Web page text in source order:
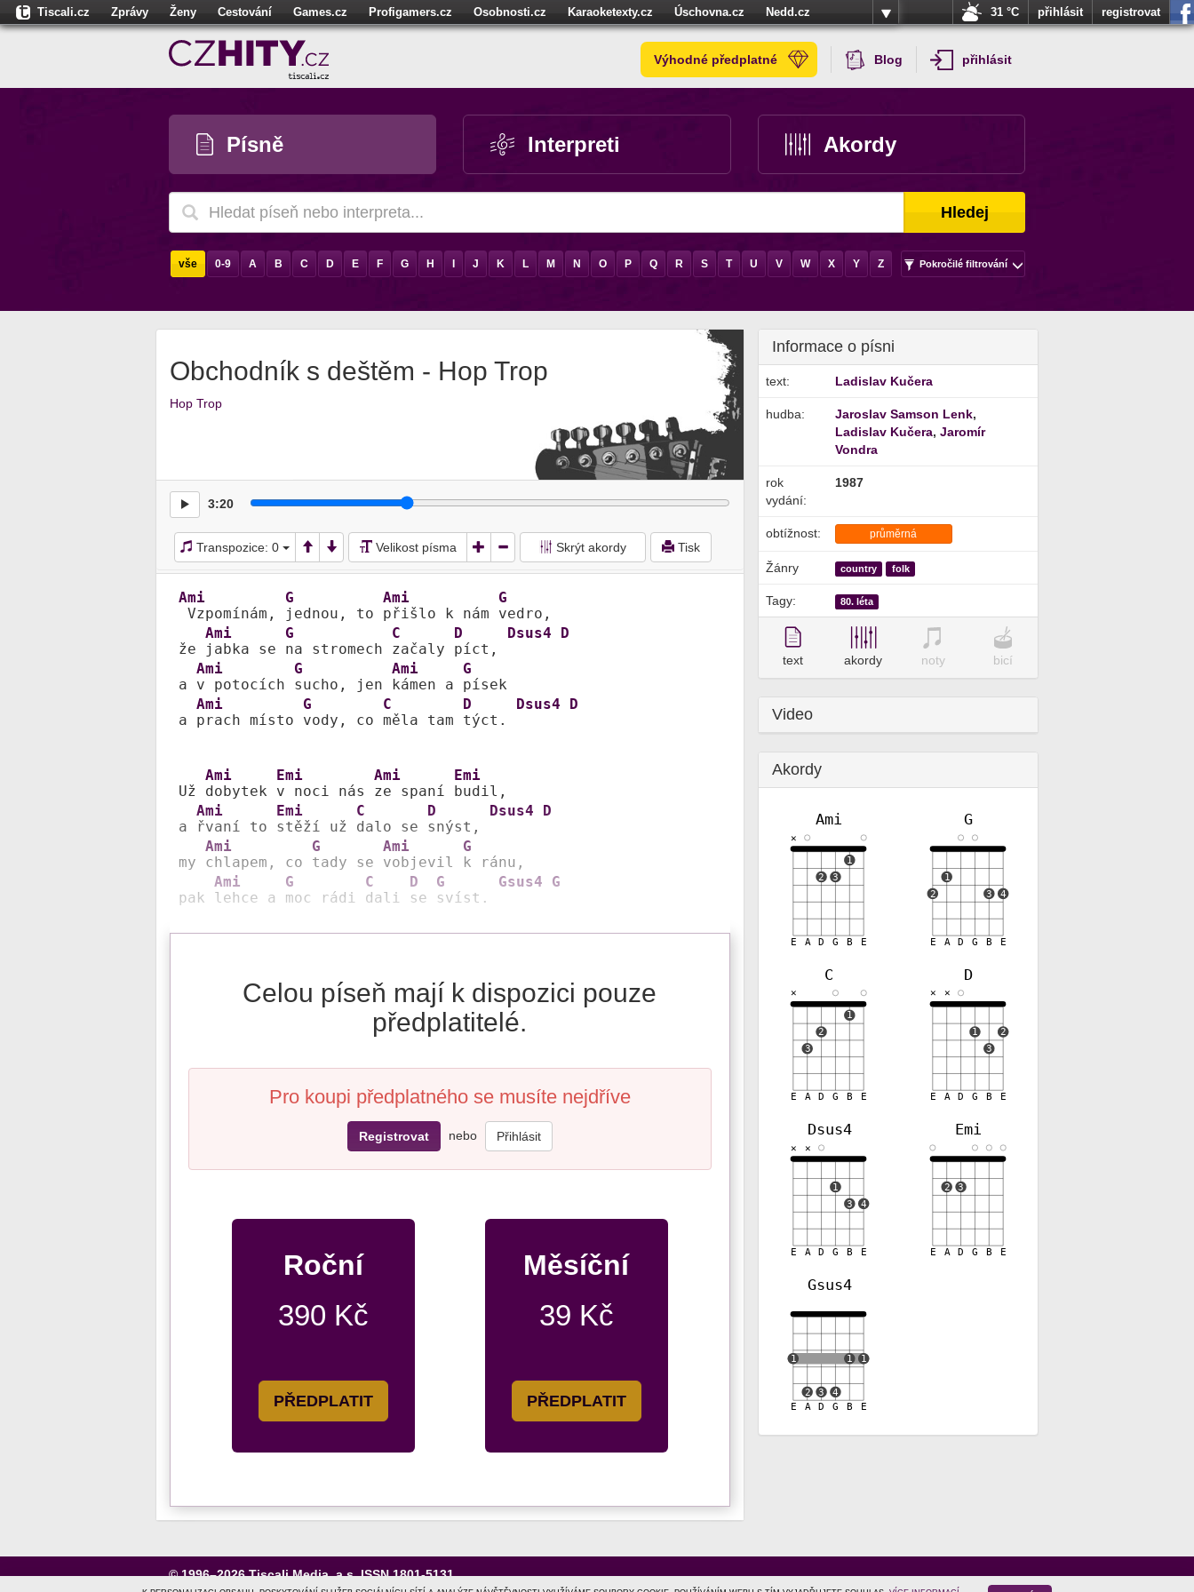
Tiscali.cz Zprávy Ženy Cestování Games.cz Profigamers.cz Osobnosti.cz Karaoketexty.cz Úschovna.cz
Nedd.cz
Sport Dokina.cz CZhity.cz
31 °C přihlásit registrovat
Výhodné předplatné Blog přihlásit
Písně Interpreti Akordy
Hledej
vše 0-9 A B C D E F G H J K L M N O P Q R S T U V W X Y Z Pokročilé filtrování
Obchodník s deštěm - Hop Trop
Hop Trop
3:20
Transpozice: 0 Velikost písma Skrýt akordy Tisk
Ami
Vzpomínám,
G
jednou, to
Ami
přišlo k nám
G
vedro,
že
Ami
jabka se
G
na stromech
C
začaly
D
píct,
Dsus4 D
a
Ami
v potocích
G
sucho, jen
Ami
kámen a
G
písek
a
Ami
prach místo
G
vody, co
C
měla tam
D
týct.
Dsus4 D
Už
Ami
dobytek
Emi
v noci nás
Ami
ze spaní
Emi
budil,
a
Ami
řvaní to
Emi
stěží už
C
dalo se
D
snýst,
Dsus4 D
my
Ami
chlapem, co
G
tady se
Ami
vobjevil
G
k ránu,
pak
Ami
lehce a
G
moc rádi
C
dali
D
se
G
svíst.
Gsus4 G
Celou píseň mají k dispozici pouze
předplatitelé.
Pro koupi předplatného se musíte nejdříve
Registrovat nebo Přihlásit
Roční
390 Kč
PŘEDPLATIT
Měsíční
39 Kč
PŘEDPLATIT
Informace o písni
text: Ladislav Kučera
hudba: Jaroslav Samson Lenk,
Ladislav Kučera, Jaromír
Vondra
rok
vydání:
1987
obtížnost: průměrná
Žánry country folk
Tagy: 80. léta
text akordy noty bicí
Video
Akordy
Ami
E A D G B E
✕
2 3
1
G
E A D G B E
2
1
3
4
C
E A D G B E
✕
3
2
1
D
E A D G B E
✕ ✕
1
3
2
Dsus4
E A D G B E
✕ ✕
1
3
4
Emi
E A D G B E
2 3
Gsus4
E A D G B E
1
2 3 4
1 1
© 1996–2026Tiscali Media, a.s.ISSN 1801-5131